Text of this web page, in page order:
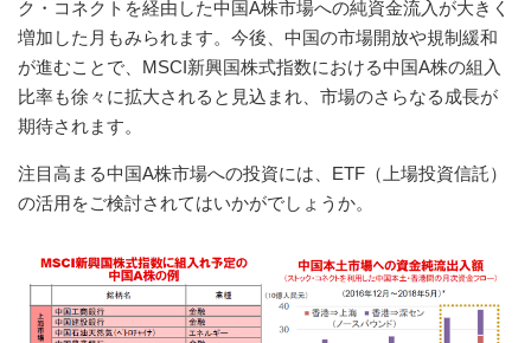
ク・コネクトを経由した中国A株市場への純資金流入が大きく
増加した月もみられます。今後、中国の市場開放や規制緩和
が進むことで、MSCI新興国株式指数における中国A株の組入
比率も徐々に拡大されると見込まれ、市場のさらなる成長が
期待されます。
注目高まる中国A株市場への投資には、ETF（上場投資信託）
の活用をご検討されてはいかがでしょうか。